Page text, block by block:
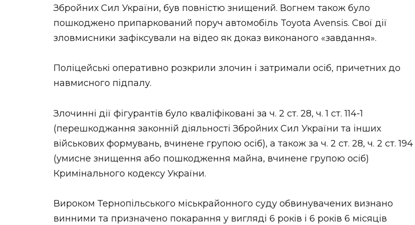
Збройних Сил України, був повністю знищений. Вогнем також було
пошкоджено припаркований поруч автомобіль Toyota Avensis. Свої дії
зловмисники зафіксували на відео як доказ виконаного «завдання».
Поліцейські оперативно розкрили злочин і затримали осіб, причетних до
навмисного підпалу.
Злочинні дії фігурантів було кваліфіковані за ч. 2 ст. 28, ч. 1 ст. 114-1
(перешкоджання законній діяльності Збройних Сил України та інших
військових формувань, вчинене групою осіб), а також за ч. 2 ст. 28, ч. 2 ст. 194
(умисне знищення або пошкодження майна, вчинене групою осіб)
Кримінального кодексу України.
Вироком Тернопільського міськрайонного суду обвинувачених визнано
винними та призначено покарання у вигляді 6 років і 6 років 6 місяців